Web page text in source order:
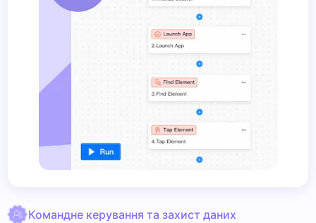
Командне керування та захист даних